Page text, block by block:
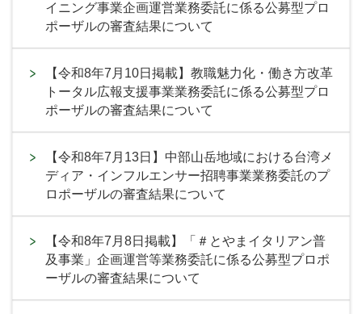
イニング事業企画運営業務委託に係る公募型プロ
ポーザルの審査結果について
【令和8年7月10日掲載】教職魅力化・働き方改革
トータル広報支援事業業務委託に係る公募型プロ
ポーザルの審査結果について
【令和8年7月13日】中部山岳地域における台湾メ
ディア・インフルエンサー招聘事業業務委託のプ
ロポーザルの審査結果について
【令和8年7月8日掲載】「＃とやまイタリアン普
及事業」企画運営等業務委託に係る公募型プロポ
ーザルの審査結果について